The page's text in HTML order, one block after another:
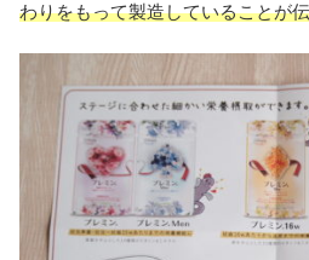
わりをもって製造していることが